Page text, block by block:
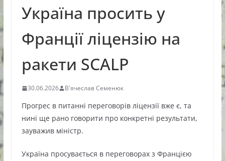
Україна просить у
Франції ліцензію на
ракети SCALP
30.06.2026 В'ячеслав Семенюк
Прогрес в питанні переговорів ліцензії вже є, та
нині ще рано говорити про конкретні результати,
зауважив міністр.
Україна просувається в переговорах з Францією